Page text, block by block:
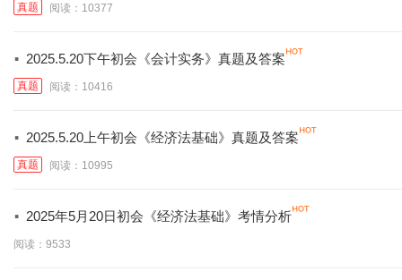
真题 阅读：10377
· 2025.5.20下午初会《会计实务》真题及答案
真题 阅读：10416
· 2025.5.20上午初会《经济法基础》真题及答案
真题 阅读：10995
· 2025年5月20日初会《经济法基础》考情分析
阅读：9533